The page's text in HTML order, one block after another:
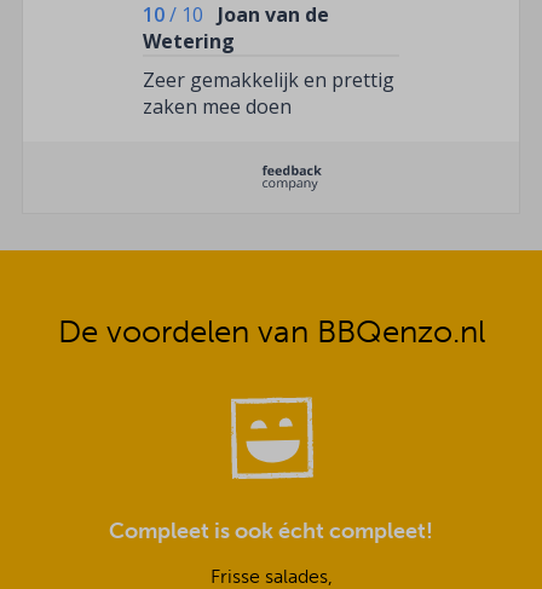
10/ 10
Joan van de
Wetering
Zeer gemakkelijk en prettig
zaken mee doen
De voordelen van BBQenzo.nl
Compleet is ook écht compleet!
Frisse salades,